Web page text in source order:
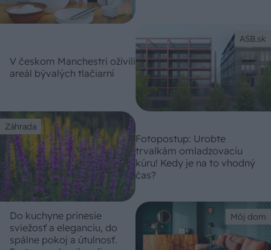
ASB.sk
V českom Manchestri oživili
areál bývalých tlačiarní
Záhrada
Fotopostup: Urobte
trvalkám omladzovaciu
kúru! Kedy je na to vhodný
čas?
Môj dom
Do kuchyne prinesie
sviežosť a eleganciu, do
spálne pokoj a útulnosť.